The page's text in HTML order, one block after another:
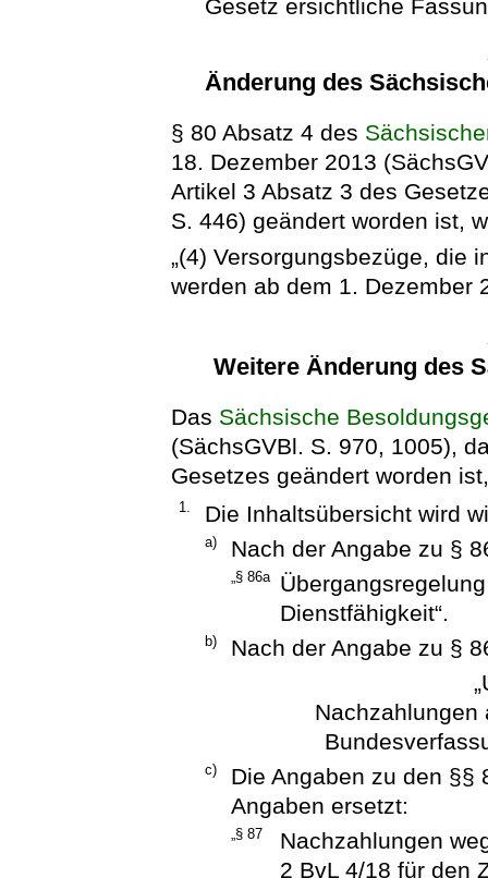
Gesetz ersichtliche
Änderung des
§ 80 Absatz 4 des
18. Dezember 2013
Artikel 3 Absatz 3 des
S. 446) geändert worden ist,
„(4) Versorgungsbezüge, die
werden ab dem 1. Dezember
Weitere Änderung des
Das Sächsische
(SächsGVBl. S. 970, 1005),
Gesetzes geändert worden
1. Die Inhaltsübersicht wird
a) Nach der Angabe zu §
„§ 86a
Dienstfähigkeit“.
b)
Nach der Angabe zu §
Nachzahlungen
c)
Die Angaben zu den §§
Angaben ersetzt:
„§ 87
Nachzahlungen
2 BvL 4/18 für den